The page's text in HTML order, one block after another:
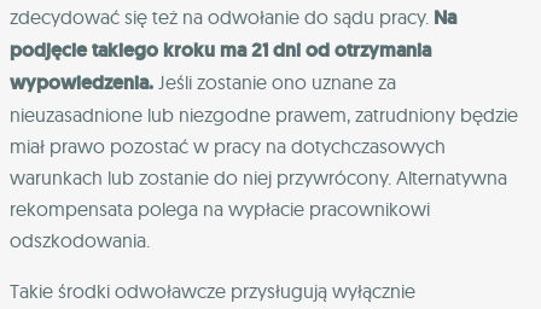
zdecydować się też na odwołanie do sądu pracy. Na
podjęcie takiego kroku ma 21 dni od otrzymania
wypowiedzenia. Jeśli zostanie ono uznane za
nieuzasadnione lub niezgodne prawem, zatrudniony będzie
miał prawo pozostać w pracy na dotychczasowych
warunkach lub zostanie do niej przywrócony. Alternatywna
rekompensata polega na wypłacie pracownikowi
odszkodowania.
Takie środki odwoławcze przysługują wyłącznie